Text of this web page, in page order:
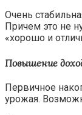
Очень
Причем это не
«хорошо и
Повышение
Первичное
урожая.